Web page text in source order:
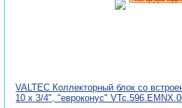
VALTEC Коллекторный блок со
10 x 3/4", "евроконус"